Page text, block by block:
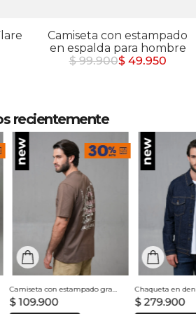
Camiseta con estampado
en espalda para hombre
$ 99.900$ 49.950
recientemente
Camiseta con estampado grande en espalda para hombre
$ 109.900 $ 279.900